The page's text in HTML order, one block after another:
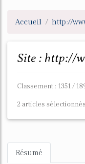
Accueil http://
Site : http://
Classement : 1351 /
2 articles sélectionnés
Résumé